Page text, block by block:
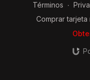
Términos ∙
Comprar tarjeta